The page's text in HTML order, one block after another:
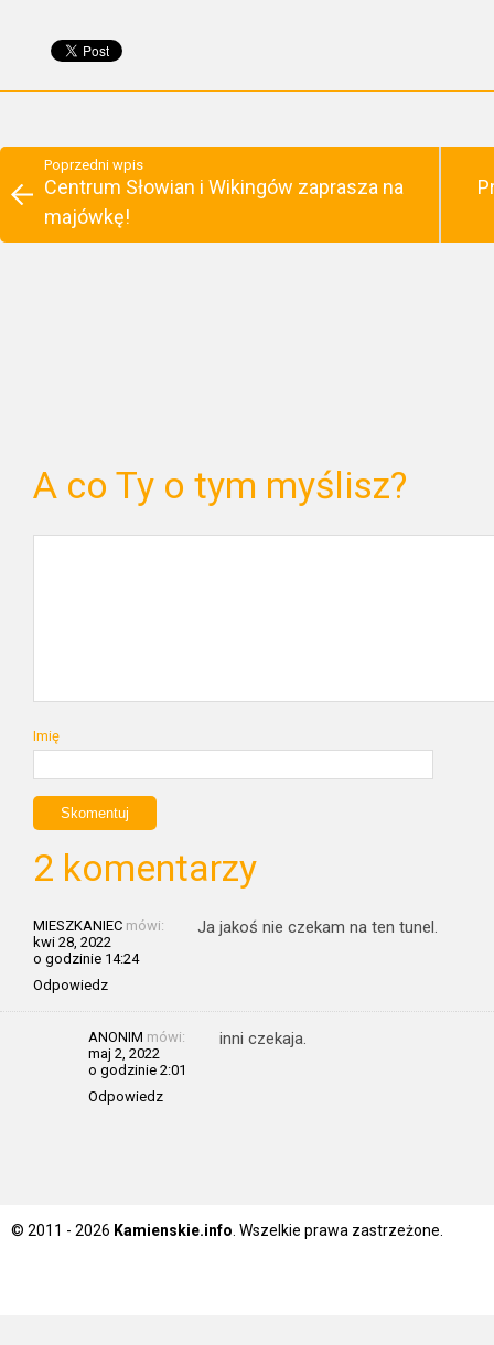
Poprzedni wpis
Centrum Słowian i Wikingów zaprasza na
majówkę!
A co Ty o tym myślisz?
Imię
2 komentarzy
MIESZKANIEC mówi:
kwi 28, 2022
o godzinie 14:24
Odpowiedz
Ja jakoś nie czekam na ten tunel.
ANONIM mówi:
maj 2, 2022
o godzinie 2:01
Odpowiedz
inni czekaja.
© 2011 - 2026 Kamienskie.info . Wszelkie prawa zastrzeżone.